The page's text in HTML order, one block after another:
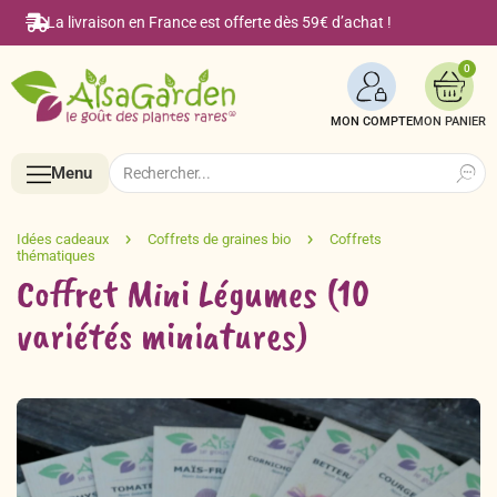
La livraison en France est offerte dès 59€ d’achat !
MON COMPTE
0
Menu
Menu
Accueil
Boutique en ligne
Semences BIO de A à Z
Le Blog Alsagarden
Search
for:
Coffret Mini Légumes (10
variétés miniatures)